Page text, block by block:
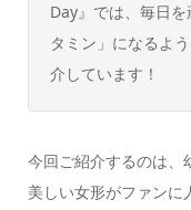
Day』では、毎日
タミン」になるよ
介しています！
今回ご紹介するのは、
美しい女形がファンに